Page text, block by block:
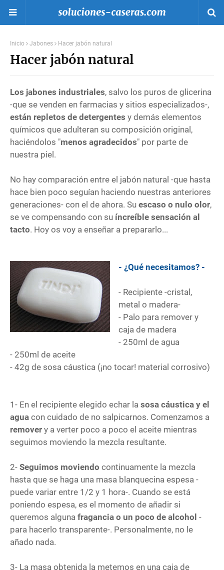
Inicio Jabones Hacer jabón natural
Hacer jabón natural
Los jabones industriales, salvo los puros de glicerina
-que se venden en farmacias y sitios especializados-,
están repletos de detergentes y demás elementos
químicos que adulteran su composición original,
haciéndolos "menos agradecidos" por parte de
nuestra piel.
No hay comparación entre el jabón natural -que hasta
hace bien poco seguían haciendo nuestras anteriores
generaciones- con el de ahora. Su escaso o nulo olor,
se ve compensando con su íncreíble sensación al
tacto. Hoy os voy a enseñar a prepararlo...
- ¿Qué necesitamos? -
- Recipiente -cristal,
metal o madera-
- Palo para remover y
caja de madera
- 250ml de agua
- 250ml de aceite
- 42g de sosa cáustica (¡no tocar! material corrosivo)
1- En el recipiente elegido echar la sosa cáustica y el
agua con cuidado de no salpicarnos. Comenzamos a
remover y a verter poco a poco el aceite mientras
seguimos moviendo la mezcla resultante.
2- Seguimos moviendo continuamente la mezcla
hasta que se haga una masa blanquecina espesa -
puede variar entre 1/2 y 1 hora-. Cuando se está
poniendo espesa, es el momento de añadir si
queremos alguna fragancia o un poco de alcohol -
para hacerlo transparente-. Personalmente, no le
añado nada.
3- La masa obtenida la metemos en una caja de